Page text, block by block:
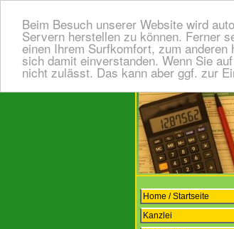
Beim Besuch unserer Website wird
Servern herstellen zu können. Ferner
einen Ihrem Surfkomfort, zum
sich damit einverstanden. Wenn Sie
nicht zulässt. Das kann aber ggf. zur
Home / Startseite
Kanzlei